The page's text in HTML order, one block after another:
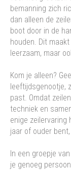
bemanning zich
dan alleen de
boot door in de
houden. Dit
leerzaam, maar
Kom je alleen?
leeftijdsgenootje,
past. Omdat
techniek en
enige zeilervaring
jaar of ouder
In een groepje
je genoeg